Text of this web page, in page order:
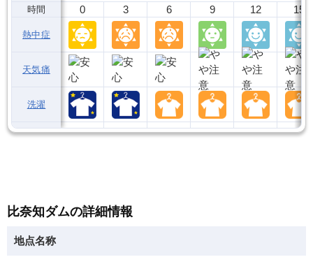
時間
熱中症
天気痛
洗濯
0 3 6 9 12 15
比奈知ダムの詳細情報
地点名称